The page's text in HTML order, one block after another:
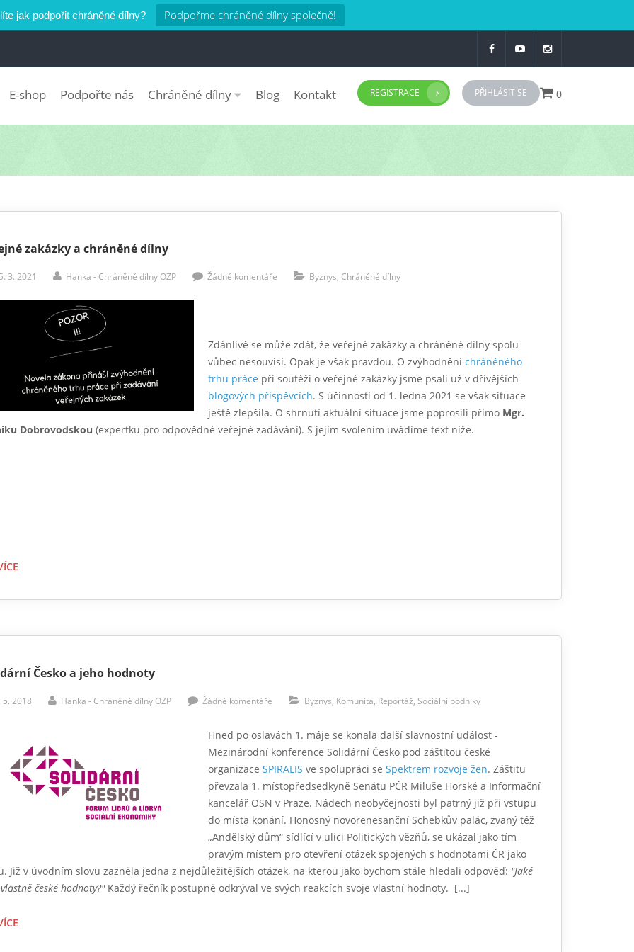
jak podpořit chráněné dílny? Podpořme chráněné dílny společně!
REGISTRACE PŘIHLÁSIT SE 0
E-shop Podpořte nás Chráněné dílny Blog Kontakt
zakázky a chráněné dílny
3. 2021 Hanka - Chráněné dílny OZP Žádné komentáře Byznys, Chráněné dílny
Zdánlivě se může zdát, že veřejné zakázky a chráněné dílny spolu
vůbec nesouvisí. Opak je však pravdou. O zvýhodněníchráněného
trhu práce při soutěži o veřejné zakázky jsme psali už v dřívějších
blogových příspěvcích. S účinností od 1. ledna 2021 se však situace
ještě zlepšila. O shrnutí aktuální situace jsme poprosili přímo Mgr.
Dobrovodskou (expertku pro odpovědné veřejné zadávání). S jejím svolením uvádíme text níže.
Česko a jeho hodnoty
5. 2018 Hanka - Chráněné dílny OZP Žádné komentáře Byznys, Komunita, Reportáž, Sociální podniky
Hned po oslavách 1. máje se konala další slavnostní událost -
Mezinárodní konference Solidární Česko pod záštitou české
organizaceSPIRALIS ve spolupráci seSpektrem rozvoje žen. Záštitu
převzala 1. místopředsedkyně Senátu PČR Miluše Horské a Informační
kancelář OSN v Praze. Nádech neobyčejnosti byl patrný již při vstupu
do místa konání. Honosný novorenesanční Schebkův palác, zvaný též
„Andělský dům“ sídlící v ulici Politických vězňů, se ukázal jako tím
pravým místem pro otevření otázek spojených s hodnotami ČR jako
Již v úvodním slovu zazněla jedna z nejdůležitějších otázek, na kterou jako bychom stále hledali odpověď: "Jaké
české hodnoty?"Každý řečník postupně odkrýval ve svých reakcích svoje vlastní hodnoty. [...]